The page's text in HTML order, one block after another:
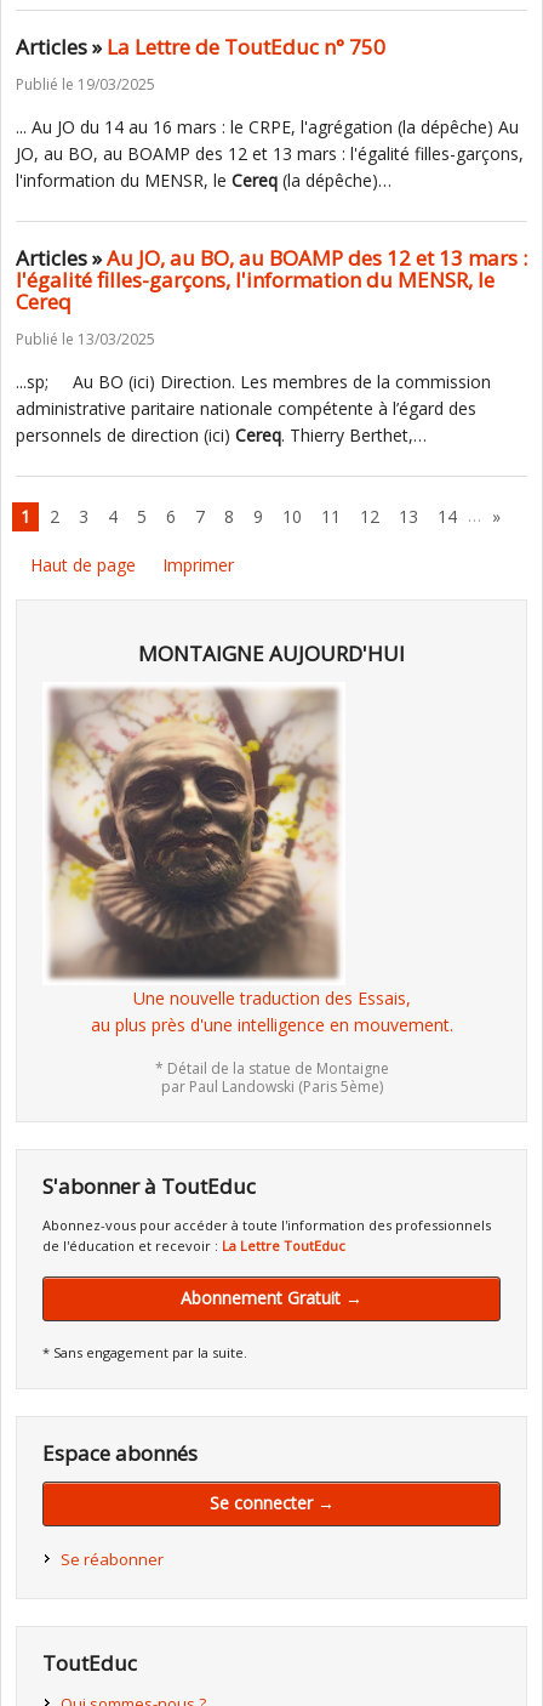
Articles »La Lettre de ToutEduc n° 750
Publié le 19/03/2025
... Au JO du 14 au 16 mars : le CRPE, l'agrégation (la dépêche) Au
JO, au BO, au BOAMP des 12 et 13 mars : l'égalité filles-garçons,
l'information du MENSR, le Cereq (la dépêche)…
Articles »Au JO, au BO, au BOAMP des 12 et 13 mars :
l'égalité filles-garçons, l'information du MENSR, le
Cereq
Publié le 13/03/2025
...sp; Au BO (ici) Direction. Les membres de la commission
administrative paritaire nationale compétente à l’égard des
personnels de direction (ici) Cereq. Thierry Berthet,…
1 2 3 4 5 6 7 8 9 10 11 12 13 14 … »
Haut de page Imprimer
MONTAIGNE AUJOURD'HUI
Une nouvelle traduction des Essais,
au plus près d'une intelligence en mouvement.
* Détail de la statue de Montaigne
par Paul Landowski (Paris 5ème)
S'abonner à ToutEduc
Abonnez-vous pour accéder à toute l'information des professionnels
de l'éducation et recevoir : La Lettre ToutEduc
Abonnement Gratuit →
* Sans engagement par la suite.
Espace abonnés
Se connecter →
Se réabonner
ToutEduc